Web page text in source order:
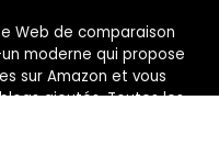
Web de comparaison
moderne qui propose
sur Amazon et vous
ajoutés. Toutes les